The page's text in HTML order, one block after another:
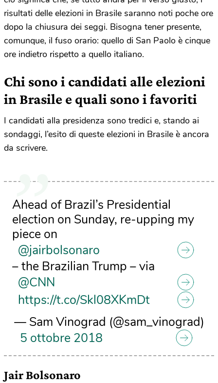
risultati delle elezioni in Brasile saranno noti poche ore
dopo la chiusura dei seggi. Bisogna tener presente,
comunque, il fuso orario: quello di San Paolo è cinque
ore indietro rispetto a quello italiano.
Chi sono i candidati alle elezioni
in Brasile e quali sono i favoriti
I candidati alla presidenza sono tredici e, stando ai
sondaggi, l’esito di queste elezioni in Brasile è ancora
da scrivere.
Ahead of Brazil’s Presidential
election on Sunday, re-upping my
piece on
@jairbolsonaro
– the Brazilian Trump – via
@CNN
https://t.co/Skl08XKmDt
— Sam Vinograd (@sam_vinograd)
5 ottobre 2018
Jair Bolsonaro